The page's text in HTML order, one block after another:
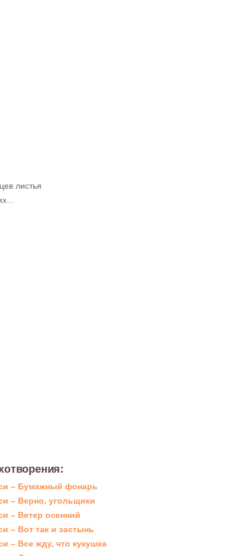
листья
– Бумажный фонарь
– Верно, угольщики
– Ветер осенний
– Вот так и застынь
– Все жду, что кукушка